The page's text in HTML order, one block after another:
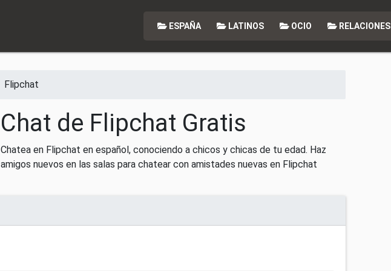
ESPAÑA LATINOS OCIO RELACIONES
Flipchat
Chat de Flipchat Gratis
Chatea en Flipchat en español, conociendo a chicos y chicas de tu edad. Haz
amigos nuevos en las salas para chatear con amistades nuevas en Flipchat